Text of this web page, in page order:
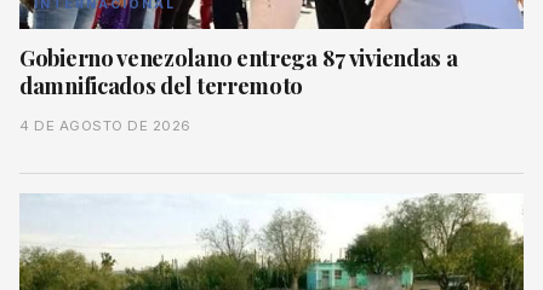
INTERNACIONAL
Gobierno venezolano entrega 87 viviendas a
damnificados del terremoto
4 DE AGOSTO DE 2026